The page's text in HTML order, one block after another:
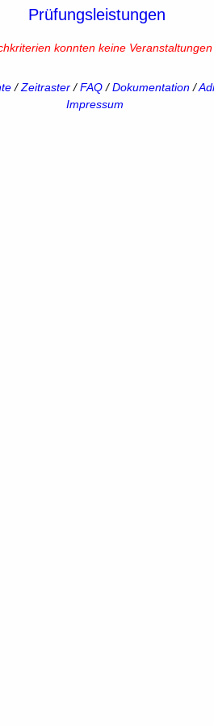
Prüfungsleistungen
konnten keine
/Zeitraster/FAQ/Dokumentation/
Impressum